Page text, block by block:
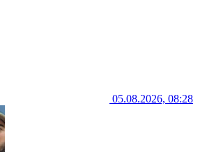
05.08.2026, 08:28